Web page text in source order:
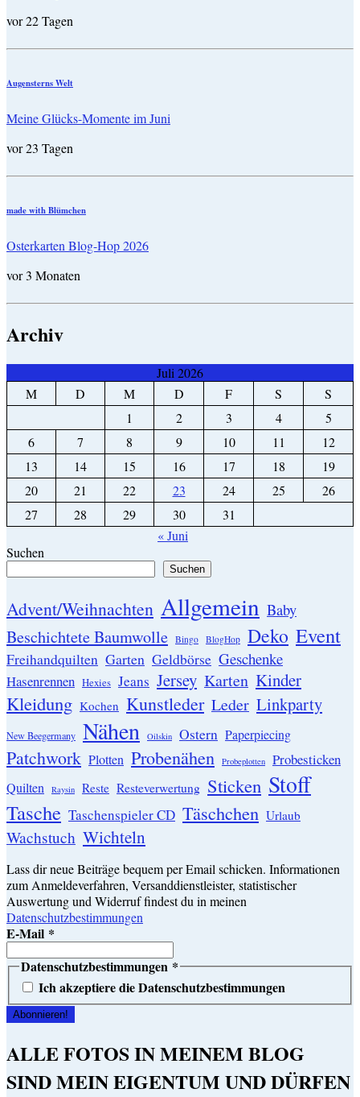
vor 22 Tagen
Augensterns Welt
Meine Glücks-Momente im Juni
vor 23 Tagen
made with Blümchen
Osterkarten Blog-Hop 2026
vor 3 Monaten
Archiv
Juli 2026
M
D M D F S
S
1
2 3 4
5
6
7 8 9 10 11
12
13
14 15 16 17 18
19
20
21 22 23 24 25
26
27
28 29 30
31
« Juni
Suchen
Suchen
Advent/Weihnachten Allgemein Baby
Beschichtete Baumwolle Bingo BlogHop Deko Event
Freihandquilten Garten Geldbörse Geschenke
Hasenrennen Hexies Jeans Jersey Karten Kinder
Kleidung Kochen Kunstleder Leder Linkparty
New Beegermany Nähen Oilskin Ostern Paperpiecing
Patchwork Plotten Probenähen Probeplotten Probesticken
Quilten Raysin Reste Resteverwertung Sticken Stoff
Tasche Taschenspieler CD Täschchen Urlaub
Wachstuch Wichteln
Lass dir neue Beiträge bequem per Email schicken. Informationen
zum Anmeldeverfahren, Versanddienstleister, statistischer
Auswertung und Widerruf findest du in meinen
Datenschutzbestimmungen
E-Mail *
Datenschutzbestimmungen *
Ich akzeptiere die Datenschutzbestimmungen
ALLE FOTOS IN MEINEM BLOG
SIND MEIN EIGENTUM UND DÜRFEN